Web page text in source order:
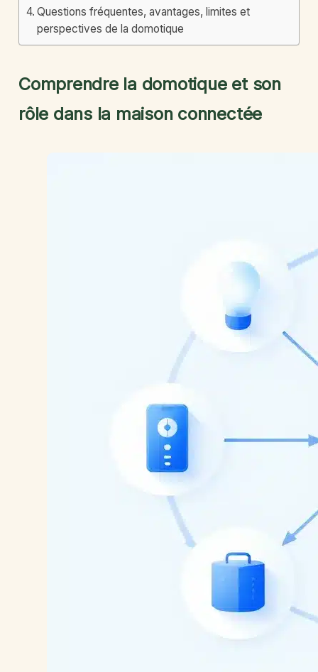
Questions fréquentes, avantages, limites et
perspectives de la domotique
Comprendre la domotique et son
rôle dans la maison connectée